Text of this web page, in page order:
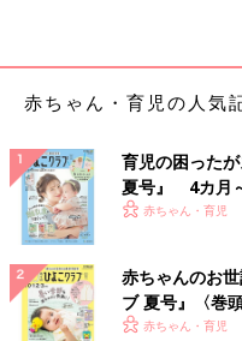
赤ちゃん・育児の人気
育児の困った
夏号』 4カ月
いっぱい！
赤ちゃん・育児
赤ちゃんのお
ブ 夏号』〈巻
く！ おっぱい
赤ちゃん・育児